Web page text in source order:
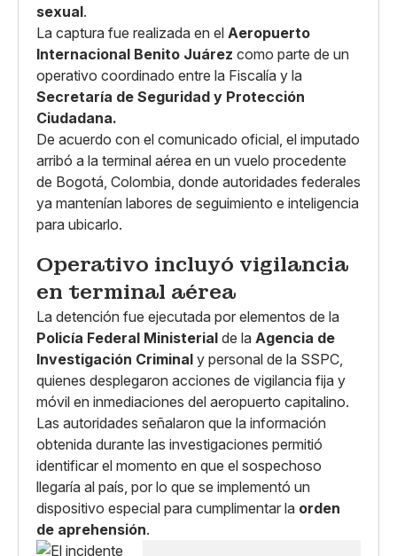
sexual.
La captura fue realizada en el Aeropuerto
Internacional Benito Juárez como parte de un
operativo coordinado entre la Fiscalía y la
Secretaría de Seguridad y Protección
Ciudadana.
De acuerdo con el comunicado oficial, el imputado
arribó a la terminal aérea en un vuelo procedente
de Bogotá, Colombia, donde autoridades federales
ya mantenían labores de seguimiento e inteligencia
para ubicarlo.
Operativo incluyó vigilancia
en terminal aérea
La detención fue ejecutada por elementos de la
Policía Federal Ministerial de la Agencia de
Investigación Criminal y personal de la SSPC,
quienes desplegaron acciones de vigilancia fija y
móvil en inmediaciones del aeropuerto capitalino.
Las autoridades señalaron que la información
obtenida durante las investigaciones permitió
identificar el momento en que el sospechoso
llegaría al país, por lo que se implementó un
dispositivo especial para cumplimentar la orden
de aprehensión.